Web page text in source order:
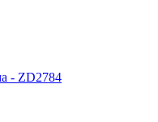
- ZD2784